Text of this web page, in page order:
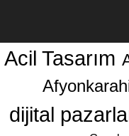
Acil Tasarım
dijital